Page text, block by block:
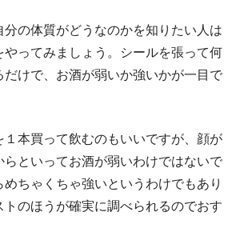
分の体質がどうなのかを知りたい人は
やってみましょう。シールを張って何
だけで、お酒が弱いか強いかが一目で
１本買って飲むのもいいですが、顔が
らといってお酒が弱いわけではないで
ちゃくちゃ強いというわけでもあり
トのほうが確実に調べられるのでおす